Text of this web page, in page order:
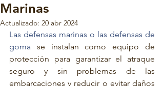
Marinas
Actualizado: 20 abr 2024
Las defensas marinas o las defensas de
goma se instalan como equipo de
protección para garantizar el atraque
seguro y sin problemas de las
embarcaciones y reducir o evitar daños